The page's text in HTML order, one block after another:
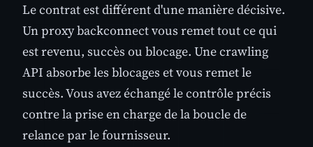
Le contrat est différent d'une manière décisive.
Un proxy backconnect vous remet tout ce qui
est revenu, succès ou blocage. Une crawling
API absorbe les blocages et vous remet le
succès. Vous avez échangé le contrôle précis
contre la prise en charge de la boucle de
relance par le fournisseur.